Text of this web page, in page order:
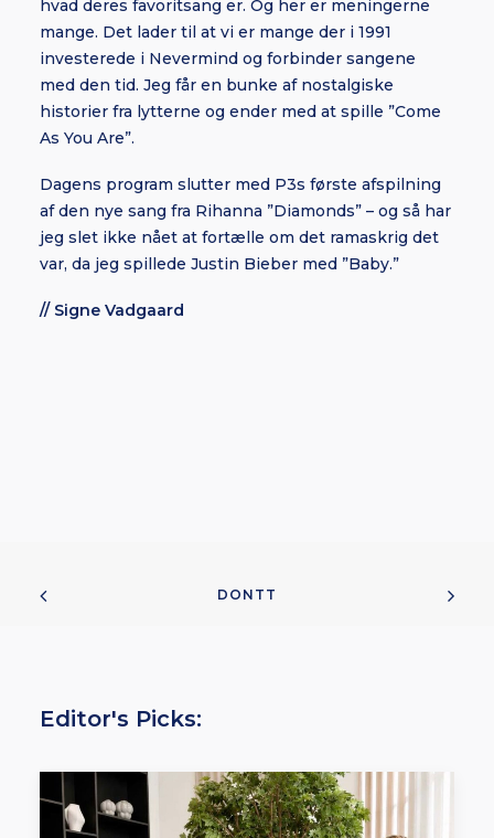
hvad deres favoritsang er. Og her er meningerne
mange. Det lader til at vi er mange der i 1991
investerede i Nevermind og forbinder sangene
med den tid. Jeg får en bunke af nostalgiske
historier fra lytterne og ender med at spille ”Come
As You Are”.
Dagens program slutter med P3s første afspilning
af den nye sang fra Rihanna ”Diamonds” – og så har
jeg slet ikke nået at fortælle om det ramaskrig det
var, da jeg spillede Justin Bieber med ”Baby.”
// Signe Vadgaard
DONTT
Editor's Picks: